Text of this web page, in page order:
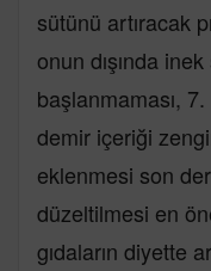
sütünü artıracak
onun dışında
başlanmaması,
demir içeriği
eklenmesi son
düzeltilmesi en
gıdaların diyette